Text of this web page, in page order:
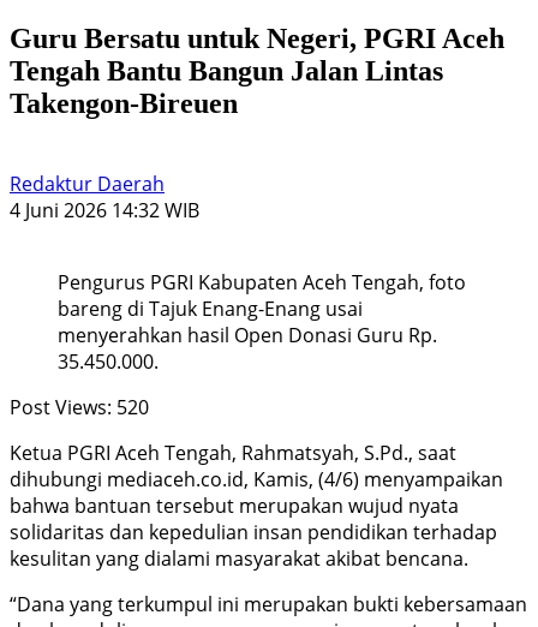
Guru Bersatu untuk Negeri, PGRI Aceh
Tengah Bantu Bangun Jalan Lintas
Takengon-Bireuen
Redaktur Daerah
4 Juni 2026 14:32 WIB
Pengurus PGRI Kabupaten Aceh Tengah, foto
bareng di Tajuk Enang-Enang usai
menyerahkan hasil Open Donasi Guru Rp.
35.450.000.
Post Views: 520
Ketua PGRI Aceh Tengah, Rahmatsyah, S.Pd., saat
dihubungi mediaceh.co.id, Kamis, (4/6) menyampaikan
bahwa bantuan tersebut merupakan wujud nyata
solidaritas dan kepedulian insan pendidikan terhadap
kesulitan yang dialami masyarakat akibat bencana.
“Dana yang terkumpul ini merupakan bukti kebersamaan